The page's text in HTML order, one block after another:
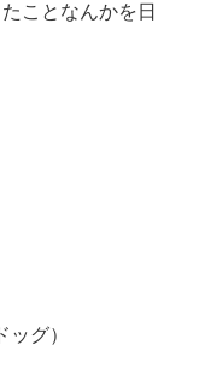
ことなんかを日
グ）